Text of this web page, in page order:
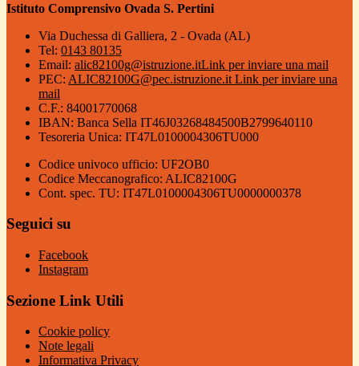
Istituto Comprensivo Ovada S. Pertini
Via Duchessa di Galliera, 2 - Ovada (AL)
Tel: 0143 80135
Email: alic82100g@istruzione.itLink per inviare una mail
PEC: ALIC82100G@pec.istruzione.it Link per inviare una
mail
C.F.: 84001770068
IBAN: Banca Sella IT46J03268484500B2799640110
Tesoreria Unica: IT47L0100004306TU000
Codice univoco ufficio: UF2OB0
Codice Meccanografico: ALIC82100G
Cont. spec. TU: IT47L0100004306TU0000000378
Seguici su
Facebook
Instagram
Sezione Link Utili
Cookie policy
Note legali
Informativa Privacy